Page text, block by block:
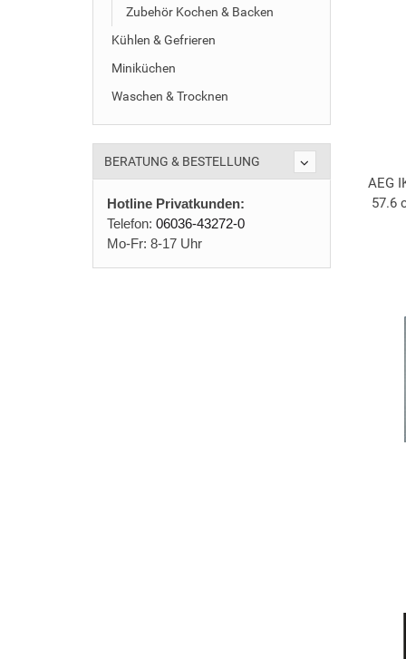
Zubehör Kochen & Backen
Kühlen & Gefrieren
Miniküchen
Waschen & Trocknen
BERATUNG & BESTELLUNG
Hotline Privatkunden:
Telefon: 06036-43272-0
Mo-Fr: 8-17 Uhr
AEG
57.6